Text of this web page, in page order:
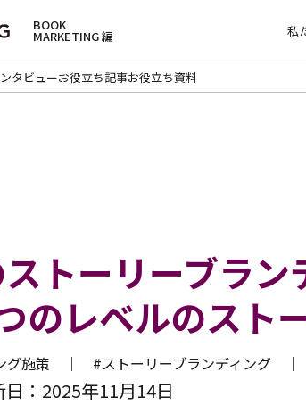
BOOK
MARKETING 編 私
タビューお役立ち記事お役立ち資料
トーリーブラン
のレベルのスト
グ施策 ｜ #ストーリーブランディング ｜
：2025年11月14日